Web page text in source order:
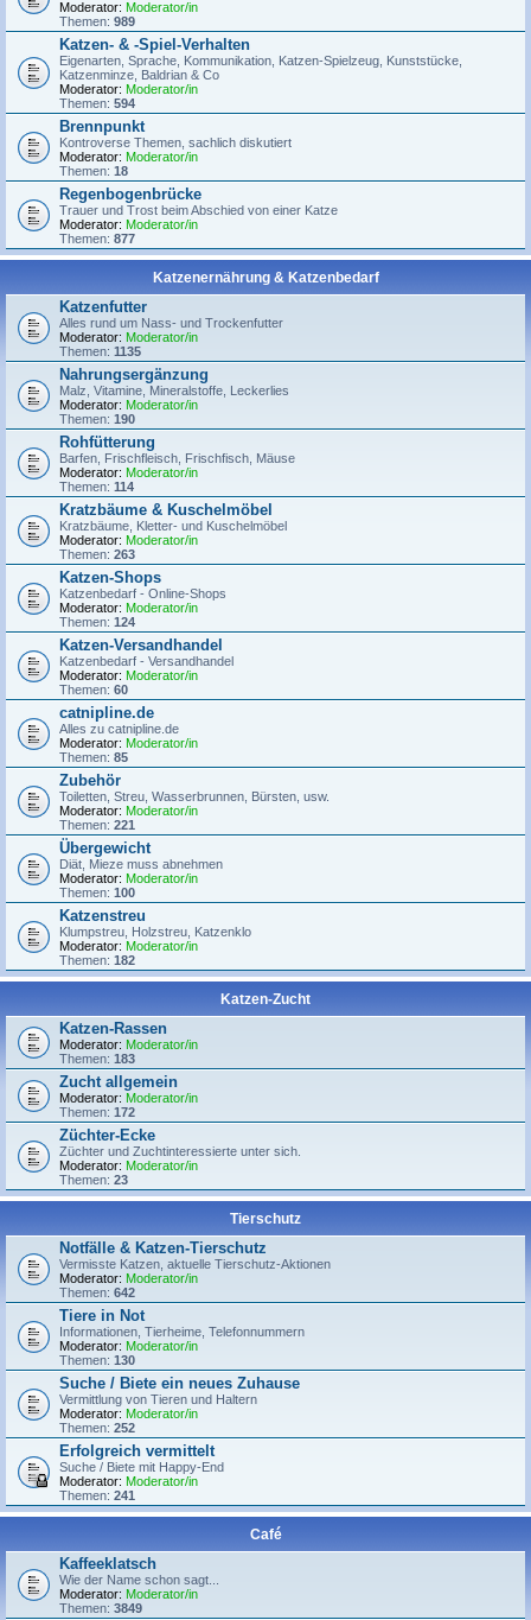
Moderator: Moderator/in
Themen: 989
Katzen- & -Spiel-Verhalten
Eigenarten, Sprache, Kommunikation, Katzen-Spielzeug, Kunststücke,
Katzenminze, Baldrian & Co
Moderator: Moderator/in
Themen: 594
Brennpunkt
Kontroverse Themen, sachlich diskutiert
Moderator: Moderator/in
Themen: 18
Regenbogenbrücke
Trauer und Trost beim Abschied von einer Katze
Moderator: Moderator/in
Themen: 877
Katzenernährung & Katzenbedarf
Katzenfutter
Alles rund um Nass- und Trockenfutter
Moderator: Moderator/in
Themen: 1135
Nahrungsergänzung
Malz, Vitamine, Mineralstoffe, Leckerlies
Moderator: Moderator/in
Themen: 190
Rohfütterung
Barfen, Frischfleisch, Frischfisch, Mäuse
Moderator: Moderator/in
Themen: 114
Kratzbäume & Kuschelmöbel
Kratzbäume, Kletter- und Kuschelmöbel
Moderator: Moderator/in
Themen: 263
Katzen-Shops
Katzenbedarf - Online-Shops
Moderator: Moderator/in
Themen: 124
Katzen-Versandhandel
Katzenbedarf - Versandhandel
Moderator: Moderator/in
Themen: 60
catnipline.de
Alles zu catnipline.de
Moderator: Moderator/in
Themen: 85
Zubehör
Toiletten, Streu, Wasserbrunnen, Bürsten, usw.
Moderator: Moderator/in
Themen: 221
Übergewicht
Diät, Mieze muss abnehmen
Moderator: Moderator/in
Themen: 100
Katzenstreu
Klumpstreu, Holzstreu, Katzenklo
Moderator: Moderator/in
Themen: 182
Katzen-Zucht
Katzen-Rassen
Moderator: Moderator/in
Themen: 183
Zucht allgemein
Moderator: Moderator/in
Themen: 172
Züchter-Ecke
Züchter und Zuchtinteressierte unter sich.
Moderator: Moderator/in
Themen: 23
Tierschutz
Notfälle & Katzen-Tierschutz
Vermisste Katzen, aktuelle Tierschutz-Aktionen
Moderator: Moderator/in
Themen: 642
Tiere in Not
Informationen, Tierheime, Telefonnummern
Moderator: Moderator/in
Themen: 130
Suche / Biete ein neues Zuhause
Vermittlung von Tieren und Haltern
Moderator: Moderator/in
Themen: 252
Erfolgreich vermittelt
Suche / Biete mit Happy-End
Moderator: Moderator/in
Themen: 241
Café
Kaffeeklatsch
Wie der Name schon sagt...
Moderator: Moderator/in
Themen: 3849